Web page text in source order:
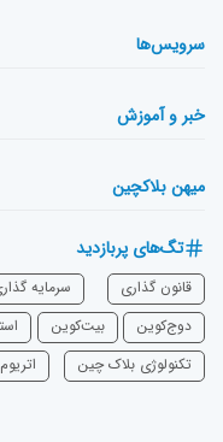
سرویس‌ها
خبر و آموزش
میهن بلاکچین
تگ‌های پربازدید
قانون گذاری سرمایه‌
دوج‌کوین
بیت‌کوین
تکنولوژی بلاک چین
اتریوم